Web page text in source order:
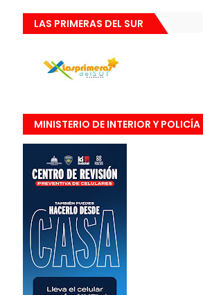
LAS PRIMERAS DEL SUR
MINISTERIO DE INTERIOR Y POLICÍA